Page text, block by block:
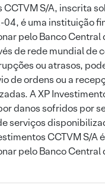
S/A, inscrita
é uma instituição
pelo Banco Central
de rede mundial de
ou atrasos,
de ordens ou a
A XP
danos sofridos por
serviços
CCTVM S/A
pelo Banco Central